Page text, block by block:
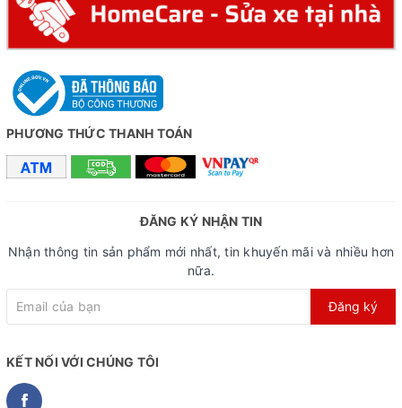
Califa CT300 là mẫu touring hướng đến sự đa dụng và
bền bỉ, thích hợp cho cả những chuyến đi đường dài lẫn
việc di chuyển hằng ngày. Với thiết kế tinh gọn, cấu hình
chất lượng và độ hoàn thiện cao, chiếc xe mang lại cảm
giác lái nhẹ, an toàn và hiệu quả trên mọi cung đường.
Đây là lựa chọn đáng tin cậy trong phân khúc xe touring
tầm trung, mang đến trải nghiệm đạp xe trọn vẹn cho người
PHƯƠNG THỨC THANH TOÁN
ĐĂNG KÝ NHẬN TIN
Nhận thông tin sản phẩm mới nhất, tin khuyến mãi và nhiều hơn
nữa.
Đăng ký
KẾT NỐI VỚI CHÚNG TÔI